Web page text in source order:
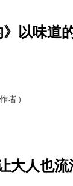
以味道
者）
大人也